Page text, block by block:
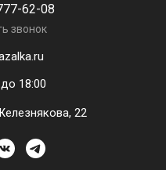
62-08
звонок
18:00
22